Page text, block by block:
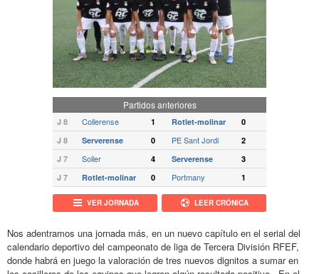
Partidos anteriores
J 8 Collerense 1 Rotlet-molinar
0
J 8
Serverense 0 PE Sant Jordi
2
J 7
Soller 4 Serverense
3
J 7
Rotlet-molinar 0 Portmany 1
VER JORNADA LEER CRÓNICA
Nos adentramos una jornada más, en un nuevo capítulo en el serial del
calendario deportivo del campeonato de liga de Tercera División RFEF,
donde habrá en juego la valoración de tres nuevos dignitos a sumar en